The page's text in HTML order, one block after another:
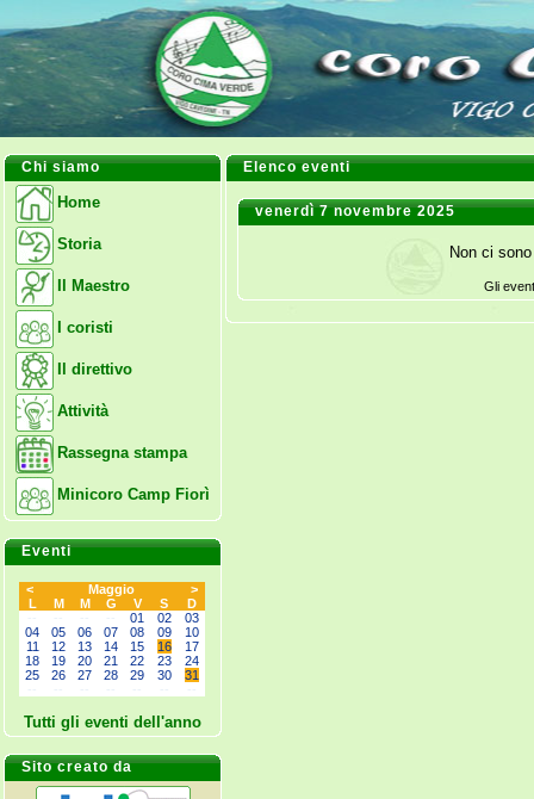
Chi siamo
Home
Storia
Il Maestro
I coristi
Il direttivo
Attività
Rassegna stampa
Minicoro Camp Fiorì
Eventi
< Maggio
>
L
M M G V S
D
01 02
03
04
05 06 07 08 09
10
11
12 13 14 15 16
17
18
19 20 21 22 23
24
25
26 27 28 29 30
31
Tutti gli eventi dell'anno
Sito creato da
Elenco eventi
venerdì 7 novembre 2025
Non ci
Gli